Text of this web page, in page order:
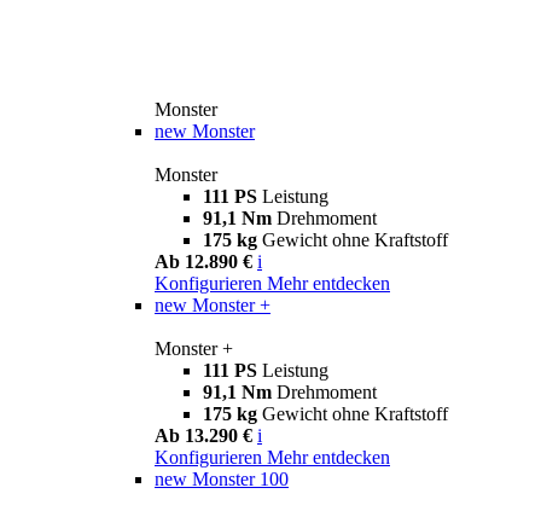
Monster
new Monster
Monster
111 PS Leistung
91,1 Nm Drehmoment
175 kg Gewicht ohne Kraftstoff
Ab 12.890 € i
Konfigurieren Mehr entdecken
new Monster +
Monster +
111 PS Leistung
91,1 Nm Drehmoment
175 kg Gewicht ohne Kraftstoff
Ab 13.290 € i
Konfigurieren Mehr entdecken
new Monster 100